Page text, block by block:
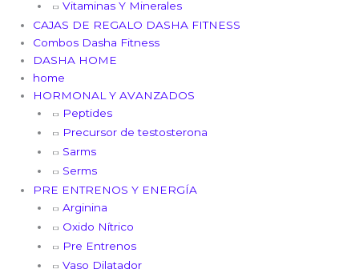
Vitaminas Y Minerales
CAJAS DE REGALO DASHA FITNESS
Combos Dasha Fitness
DASHA HOME
home
HORMONAL Y AVANZADOS
Peptides
Precursor de testosterona
Sarms
Serms
PRE ENTRENOS Y ENERGÍA
Arginina
Oxido Nítrico
Pre Entrenos
Vaso Dilatador